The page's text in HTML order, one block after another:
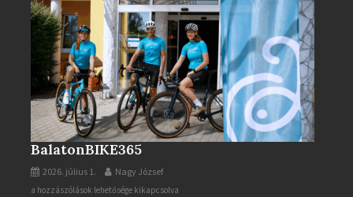
BalatonBIKE365
2026. július 1. Nagy József
BalatonBIKE365
a hozzászólások lehetősége kikapcsolva